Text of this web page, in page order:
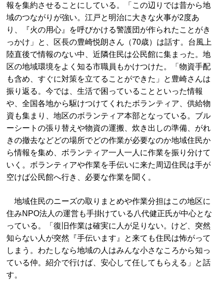
報を集約させることにしている。「この辺りでは昔から地
域のつながりが強い。江戸と明治に大きな火事が2度あ
り、『火の用心』を呼びかける警護団が作られたことがき
っかけ」と、区長の豊崎悦朗さん（70歳）は話す。台風上
陸直後で情報のない中、近隣住民は公民館に集まった。地
区の地域環境をよく知る市職員もかけつけた。「物資手配
も含め、すぐに対策を立てることができた」と豊崎さんは
振り返る。今では、生活で困っていることといった情報
や、全国各地から駆けつけてくれたボランティア、供給物
資も集まり、地区のボランティア本部となっている。ブル
ーシートの張り替えや物資の運搬、炊き出しの準備、がれ
きの撤去などどの場所でどの作業が必要なのか地域住民か
ら情報を集め、ボランティア一人一人に作業を振り分けて
いく。ボランティアや作業を手伝いに来た周辺住民は手が
空けば公民館へ行き、必要な作業を聞く。
地域住民のニーズの取りまとめや作業分担はこの地区に
住みNPO法人の運営も手掛けている八代健正氏が中心とな
っている。「復旧作業は確実に人が足りない。けど、突然
知らない人が突然『手伝います』と来ても住民は怖がって
しまう。わたしなら地域の人はみんな小さなころから知っ
ている仲。紹介で行けば、安心して任してもらえる」と話
す。